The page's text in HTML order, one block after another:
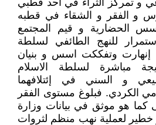
و تمرکز الثراء في احد قطبي
و الفقر و الشقاء في قطبه
الحضاریة و قیم المجتمع
للنهج الطائفي لسلطة
إنهارت وتفککت اسس و بنیان
مباشرة لسلطة الاسلام
و السني في إئتلافهما
الکردي. فبلوغ مستوی الفقر
کما هو موثق في بیانات وزارة
لعملیة نهب منظم لثروات